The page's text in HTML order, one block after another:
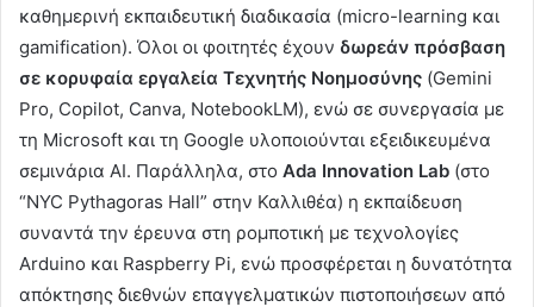
καθημερινή εκπαιδευτική διαδικασία (micro-learning και
gamification). Όλοι οι φοιτητές έχουν δωρεάν πρόσβαση
σε κορυφαία εργαλεία Τεχνητής Νοημοσύνης (Gemini
Pro, Copilot, Canva, NotebookLM), ενώ σε συνεργασία με
τη Microsoft και τη Google υλοποιούνται εξειδικευμένα
σεμινάρια AI. Παράλληλα, στο Ada Innovation Lab (στο
“NYC Pythagoras Hall” στην Καλλιθέα) η εκπαίδευση
συναντά την έρευνα στη ρομποτική με τεχνολογίες
Arduino και Raspberry Pi, ενώ προσφέρεται η δυνατότητα
απόκτησης διεθνών επαγγελματικών πιστοποιήσεων από